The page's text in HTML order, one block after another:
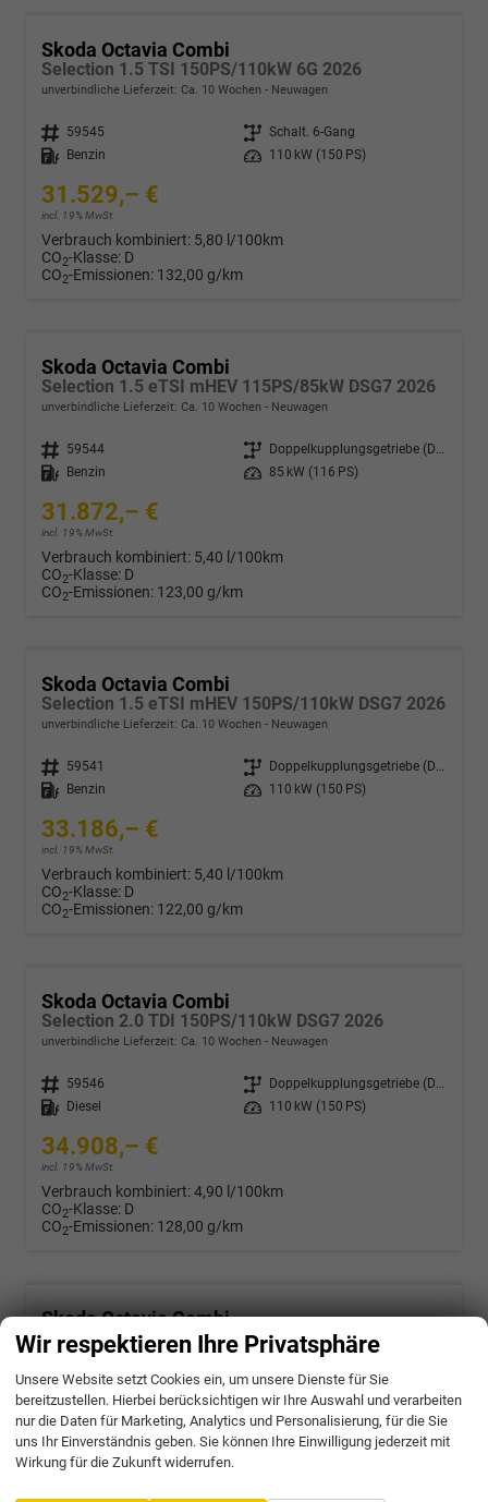
Skoda Octavia Combi
Selection 1.5 TSI 150PS/110kW 6G 2026
unverbindliche Lieferzeit: Ca. 10 Wochen Neuwagen
Fahrzeugnr. 59545 Getriebe Schalt. 6-Gang
Kraftstoff
Benzin Leistung 110 kW (150 PS)
31.529,– €
incl. 19% MwSt.
Verbrauch kombiniert: 5,80 l/100km
CO2-Klasse: D
CO2-Emissionen: 132,00 g/km
Skoda Octavia Combi
Selection 1.5 eTSI mHEV 115PS/85kW DSG7 2026
unverbindliche Lieferzeit: Ca. 10 Wochen Neuwagen
Fahrzeugnr. 59544 Getriebe
Doppelkupplungsgetriebe (DSG)
Kraftstoff
Benzin Leistung 85 kW (116 PS)
31.872,– €
incl. 19% MwSt.
Verbrauch kombiniert: 5,40 l/100km
CO2-Klasse: D
CO2-Emissionen: 123,00 g/km
Skoda Octavia Combi
Selection 1.5 eTSI mHEV 150PS/110kW DSG7 2026
unverbindliche Lieferzeit: Ca. 10 Wochen Neuwagen
Fahrzeugnr. 59541 Getriebe
Doppelkupplungsgetriebe (DSG)
Kraftstoff
Benzin Leistung 110 kW (150 PS)
33.186,– €
incl. 19% MwSt.
Verbrauch kombiniert: 5,40 l/100km
CO2-Klasse: D
CO2-Emissionen: 122,00 g/km
Skoda Octavia Combi
Selection 2.0 TDI 150PS/110kW DSG7 2026
unverbindliche Lieferzeit: Ca. 10 Wochen Neuwagen
Fahrzeugnr. 59546 Getriebe
Doppelkupplungsgetriebe (DSG)
Kraftstoff
Diesel Leistung 110 kW (150 PS)
34.908,– €
incl. 19% MwSt.
Verbrauch kombiniert:4,90 l/100km
CO2-Klasse: D
CO2-Emissionen: 128,00 g/km
Skoda Octavia Combi
Sportline 1.5 eTSI mHEV 150PS/110kW DSG7 2026
unverbindliche Lieferzeit: Ca. 10 Wochen Neuwagen
Fahrzeugnr. 59547 Getriebe
Doppelkupplungsgetriebe (DSG)
Kraftstoff
Benzin Leistung 110 kW (150 PS)
37.672,– €
Wir respektieren Ihre Privatsphäre
Unsere Website setzt Cookies ein, um unsere Dienste für Sie
bereitzustellen. Hierbei berücksichtigen wir Ihre Auswahl und verarbeiten
nur die Daten für Marketing, Analytics und Personalisierung, für die Sie
uns Ihr Einverständnis geben. Sie können Ihre Einwilligung jederzeit mit
Wirkung für die Zukunft widerrufen.